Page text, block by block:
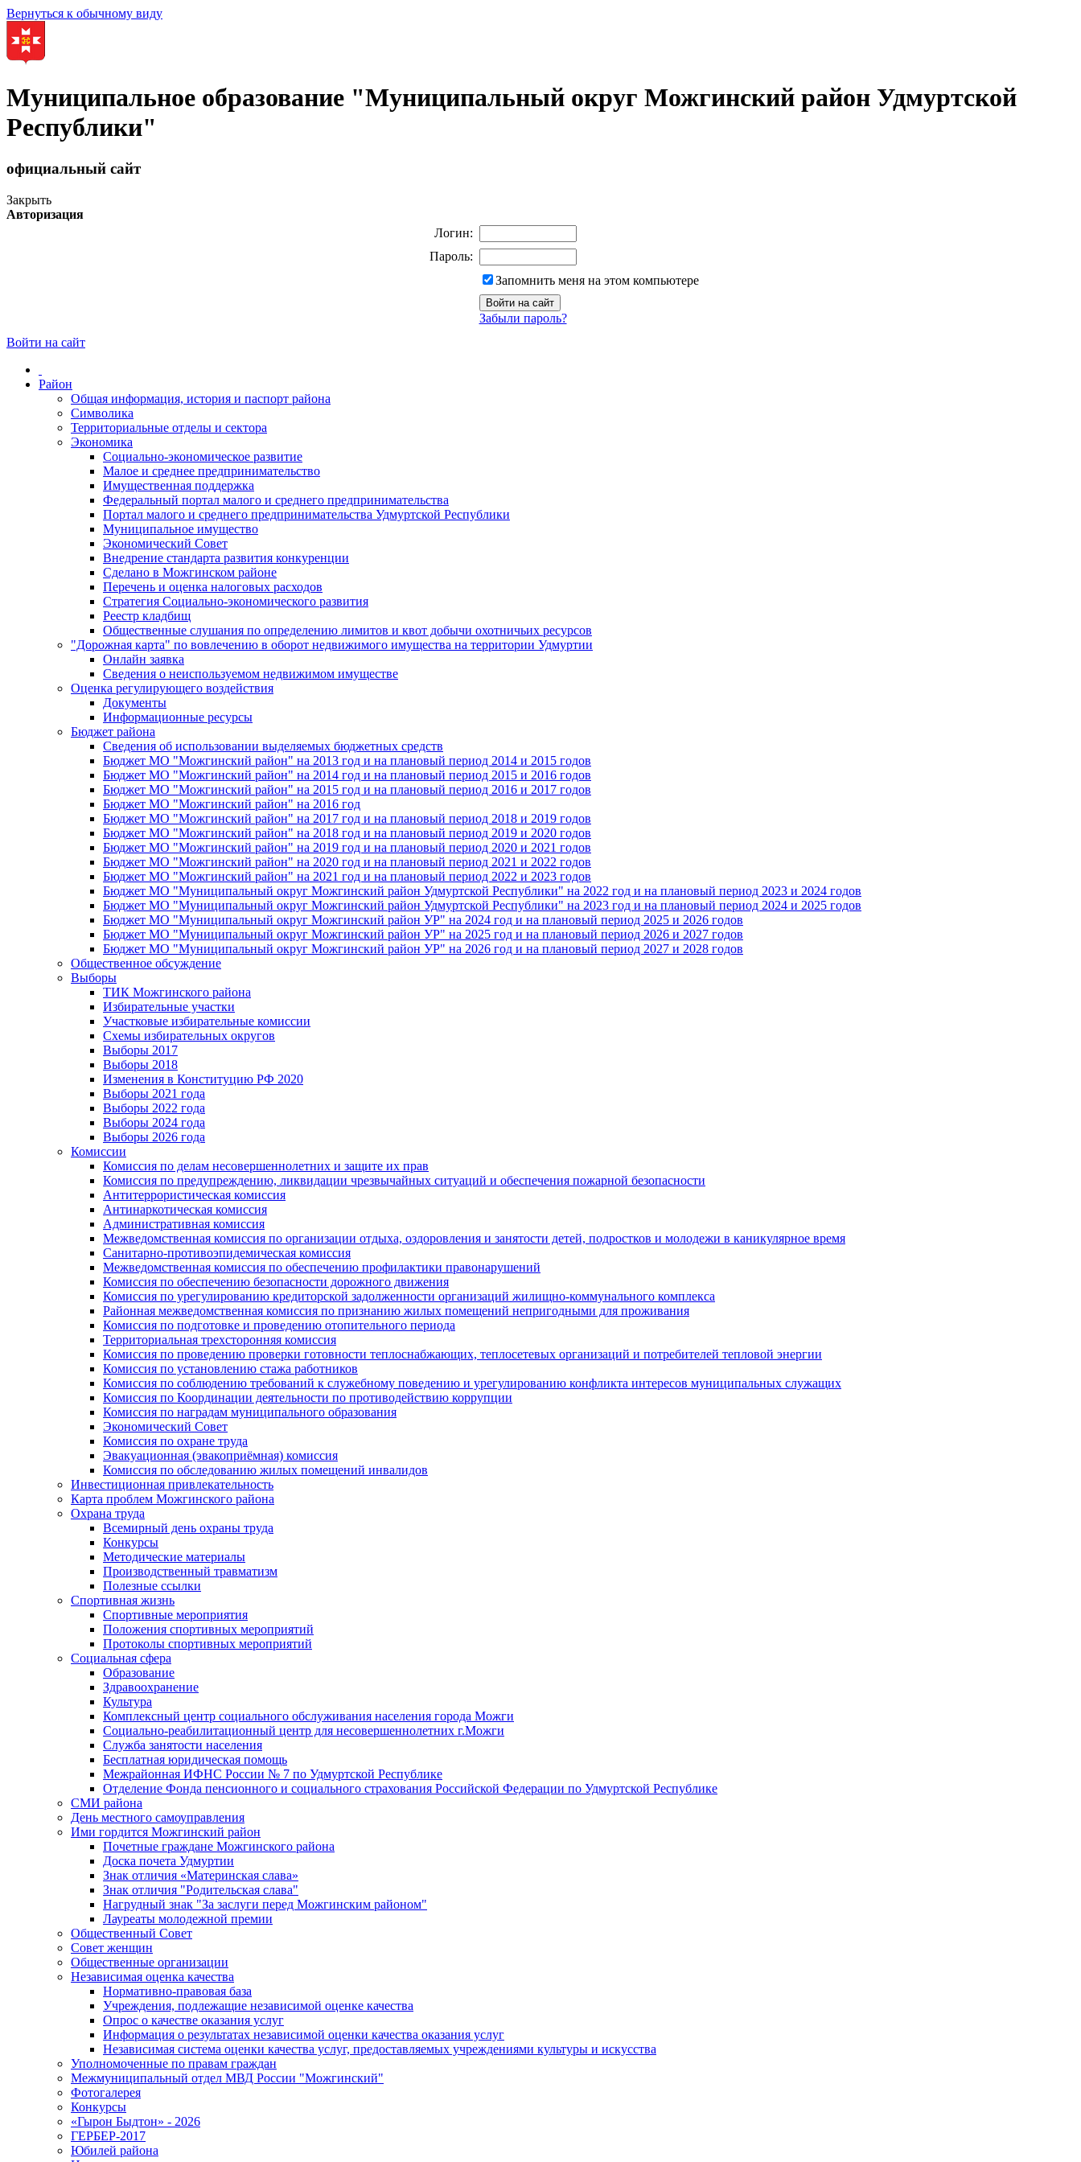
Вернуться к обычному виду
Муниципальное образование "Муниципальный округ Можгинский район Удмуртской
Республики"
официальный сайт
Закрыть
Авторизация
Логин:
Пароль:
Запомнить меня на этом компьютере
Забыли пароль?
Войти на сайт
Район
Общая информация, история и паспорт района
Символика
Территориальные отделы и сектора
Экономика
Социально-экономическое развитие
Малое и среднее предпринимательство
Имущественная поддержка
Федеральный портал малого и среднего предпринимательства
Портал малого и среднего предпринимательства Удмуртской Республики
Муниципальное имущество
Экономический Совет
Внедрение стандарта развития конкуренции
Сделано в Можгинском районе
Перечень и оценка налоговых расходов
Стратегия Социально-экономического развития
Реестр кладбищ
Общественные слушания по определению лимитов и квот добычи охотничьих ресурсов
"Дорожная карта" по вовлечению в оборот недвижимого имущества на территории Удмуртии
Онлайн заявка
Сведения о неиспользуемом недвижимом имуществе
Оценка регулирующего воздействия
Документы
Информационные ресурсы
Бюджет района
Сведения об использовании выделяемых бюджетных средств
Бюджет МО "Можгинский район" на 2013 год и на плановый период 2014 и 2015 годов
Бюджет МО "Можгинский район" на 2014 год и на плановый период 2015 и 2016 годов
Бюджет МО "Можгинский район" на 2015 год и на плановый период 2016 и 2017 годов
Бюджет МО "Можгинский район" на 2016 год
Бюджет МО "Можгинский район" на 2017 год и на плановый период 2018 и 2019 годов
Бюджет МО "Можгинский район" на 2018 год и на плановый период 2019 и 2020 годов
Бюджет МО "Можгинский район" на 2019 год и на плановый период 2020 и 2021 годов
Бюджет МО "Можгинский район" на 2020 год и на плановый период 2021 и 2022 годов
Бюджет МО "Можгинский район" на 2021 год и на плановый период 2022 и 2023 годов
Бюджет МО "Муниципальный округ Можгинский район Удмуртской Республики" на 2022 год и на плановый период 2023 и 2024 годов
Бюджет МО "Муниципальный округ Можгинский район Удмуртской Республики" на 2023 год и на плановый период 2024 и 2025 годов
Бюджет МО "Муниципальный округ Можгинский район УР" на 2024 год и на плановый период 2025 и 2026 годов
Бюджет МО "Муниципальный округ Можгинский район УР" на 2025 год и на плановый период 2026 и 2027 годов
Бюджет МО "Муниципальный округ Можгинский район УР" на 2026 год и на плановый период 2027 и 2028 годов
Общественное обсуждение
Выборы
ТИК Можгинского района
Избирательные участки
Участковые избирательные комиссии
Схемы избирательных округов
Выборы 2017
Выборы 2018
Изменения в Конституцию РФ 2020
Выборы 2021 года
Выборы 2022 года
Выборы 2024 года
Выборы 2026 года
Комиссии
Комиссия по делам несовершеннолетних и защите их прав
Комиссия по предупреждению, ликвидации чрезвычайных ситуаций и обеспечения пожарной безопасности
Антитеррористическая комиссия
Антинаркотическая комиссия
Административная комиссия
Межведомственная комиссия по организации отдыха, оздоровления и занятости детей, подростков и молодежи в каникулярное время
Санитарно-противоэпидемическая комиссия
Межведомственная комиссия по обеспечению профилактики правонарушений
Комиссия по обеспечению безопасности дорожного движения
Комиссия по урегулированию кредиторской задолженности организаций жилищно-коммунального комплекса
Районная межведомственная комиссия по признанию жилых помещений непригодными для проживания
Комиссия по подготовке и проведению отопительного периода
Территориальная трехсторонняя комиссия
Комиссия по проведению проверки готовности теплоснабжающих, теплосетевых организаций и потребителей тепловой энергии
Комиссия по установлению стажа работников
Комиссия по соблюдению требований к служебному поведению и урегулированию конфликта интересов муниципальных служащих
Комиссия по Координации деятельности по противодействию коррупции
Комиссия по наградам муниципального образования
Экономический Совет
Комиссия по охране труда
Эвакуационная (эвакоприёмная) комиссия
Комиссия по обследованию жилых помещений инвалидов
Инвестиционная привлекательность
Карта проблем Можгинского района
Охрана труда
Всемирный день охраны труда
Конкурсы
Методические материалы
Производственный травматизм
Полезные ссылки
Спортивная жизнь
Спортивные мероприятия
Положения спортивных мероприятий
Протоколы спортивных мероприятий
Социальная сфера
Образование
Здравоохранение
Культура
Комплексный центр социального обслуживания населения города Можги
Социально-реабилитационный центр для несовершеннолетних г.Можги
Служба занятости населения
Бесплатная юридическая помощь
Межрайонная ИФНС России № 7 по Удмуртской Республике
Отделение Фонда пенсионного и социального страхования Российской Федерации по Удмуртской Республике
СМИ района
День местного самоуправления
Ими гордится Можгинский район
Почетные граждане Можгинского района
Доска почета Удмуртии
Знак отличия «Материнская слава»
Знак отличия "Родительская слава"
Нагрудный знак "За заслуги перед Можгинским районом"
Лауреаты молодежной премии
Общественный Совет
Совет женщин
Общественные организации
Независимая оценка качества
Нормативно-правовая база
Учреждения, подлежащие независимой оценке качества
Опрос о качестве оказания услуг
Информация о результатах независимой оценки качества оказания услуг
Независимая система оценки качества услуг, предоставляемых учреждениями культуры и искусства
Уполномоченные по правам граждан
Межмуниципальный отдел МВД России "Можгинский"
Фотогалерея
Конкурсы
«Гырон Быдтон» - 2026
ГЕРБЕР-2017
Юбилей района